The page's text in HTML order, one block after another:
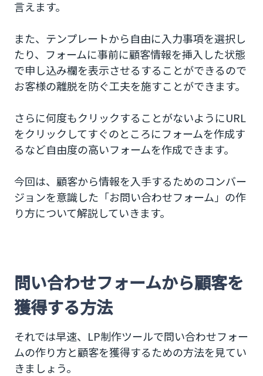
言えます。
また、テンプレートから自由に入力事項を選択し
たり、フォームに事前に顧客情報を挿入した状態
で申し込み欄を表示させるすることができるので
お客様の離脱を防ぐ工夫を施すことができます。
さらに何度もクリックすることがないようにURL
をクリックしてすぐのところにフォームを作成す
るなど自由度の高いフォームを作成できます。
今回は、顧客から情報を入手するためのコンバー
ジョンを意識した「お問い合わせフォーム」の作
り方について解説していきます。
問い合わせフォームから顧客を
獲得する方法
それでは早速、LP制作ツールで問い合わせフォー
ムの作り方と顧客を獲得するための方法を見てい
きましょう。